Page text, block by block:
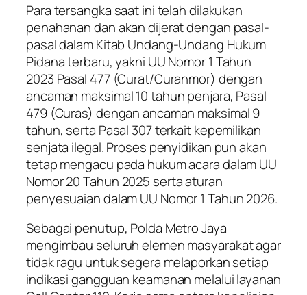
Para tersangka saat ini telah dilakukan
penahanan dan akan dijerat dengan pasal-
pasal dalam Kitab Undang-Undang Hukum
Pidana terbaru, yakni UU Nomor 1 Tahun
2023 Pasal 477 (Curat/Curanmor) dengan
ancaman maksimal 10 tahun penjara, Pasal
479 (Curas) dengan ancaman maksimal 9
tahun, serta Pasal 307 terkait kepemilikan
senjata ilegal. Proses penyidikan pun akan
tetap mengacu pada hukum acara dalam UU
Nomor 20 Tahun 2025 serta aturan
penyesuaian dalam UU Nomor 1 Tahun 2026.
Sebagai penutup, Polda Metro Jaya
mengimbau seluruh elemen masyarakat agar
tidak ragu untuk segera melaporkan setiap
indikasi gangguan keamanan melalui layanan